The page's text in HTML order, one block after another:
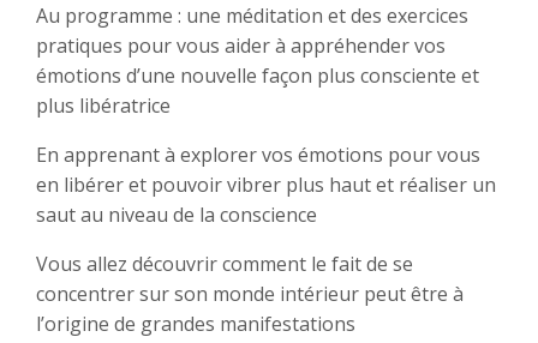
Au programme : une méditation et des exercices
pratiques pour vous aider à appréhender vos
émotions d’une nouvelle façon plus consciente et
plus libératrice
En apprenant à explorer vos émotions pour vous
en libérer et pouvoir vibrer plus haut et réaliser un
saut au niveau de la conscience
Vous allez découvrir comment le fait de se
concentrer sur son monde intérieur peut être à
l’origine de grandes manifestations